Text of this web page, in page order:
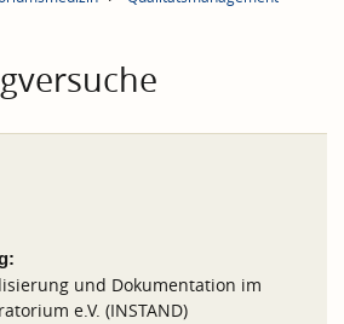
und Dokumentation im
e.V. (INSTAND)